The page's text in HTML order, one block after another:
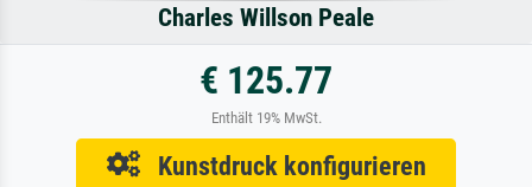
Charles Willson Peale
€ 125.77
Enthält 19% MwSt.
Kunstdruck konfigurieren